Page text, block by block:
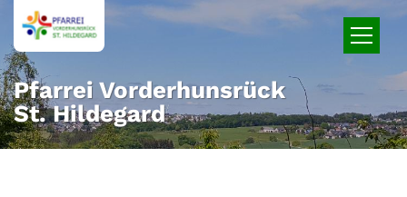
Zum Inhalt springen
Pfarrei Vorderhunsrück
St. Hildegard